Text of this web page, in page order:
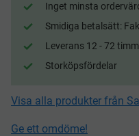
Inget minsta
Smidiga betalsätt:
Leverans 12 - 72
Storköpsfördelar
Visa alla produkter från
Ge ett omdöme!